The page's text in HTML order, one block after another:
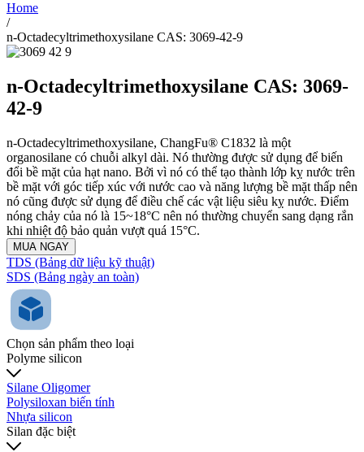
Home
/
n-Octadecyltrimethoxysilane CAS: 3069-42-9
n-Octadecyltrimethoxysilane CAS: 3069-
42-9
n-Octadecyltrimethoxysilane, ChangFu® C1832 là một
organosilane có chuỗi alkyl dài. Nó thường được sử dụng để biến
đổi bề mặt của hạt nano. Bởi vì nó có thể tạo thành lớp kỵ nước trên
bề mặt với góc tiếp xúc với nước cao và năng lượng bề mặt thấp nên
nó cũng được sử dụng để điều chế các vật liệu siêu kỵ nước. Điểm
nóng chảy của nó là 15~18°C nên nó thường chuyển sang dạng rắn
khi nhiệt độ bảo quản vượt quá 15°C.
MUA NGAY
TDS (Bảng dữ liệu kỹ thuật)
SDS (Bảng ngày an toàn)
Chọn sản phẩm theo loại
Polyme silicon
Silane Oligomer
Polysiloxan biến tính
Nhựa silicon
Silan đặc biệt